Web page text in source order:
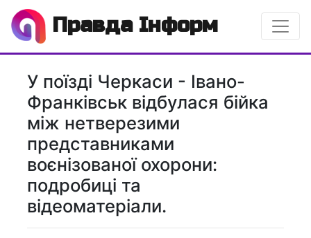
Правда Інформ
У поїзді Черкаси - Івано-
Франківськ відбулася бійка
між нетверезими
представниками
воєнізованої охорони:
подробиці та
відеоматеріали.